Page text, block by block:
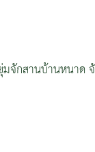
กฃุ่มจักสานบ้านห